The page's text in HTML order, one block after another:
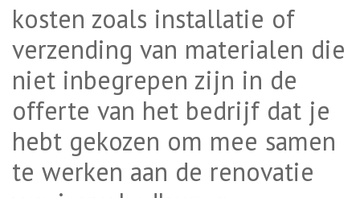
kosten zoals installatie of
verzending van materialen die
niet inbegrepen zijn in de
offerte van het bedrijf dat je
hebt gekozen om mee samen
te werken aan de renovatie